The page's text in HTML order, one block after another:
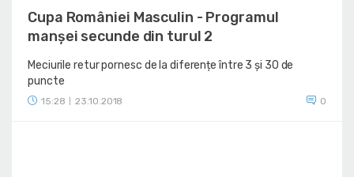
Cupa României Masculin - Programul
manșei secunde din turul 2
Meciurile retur pornesc de la diferențe între 3 și 30 de
puncte
15:28 23.10.2018 0